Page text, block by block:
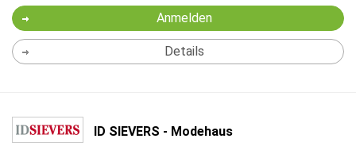
Anmelden
Details
ID SIEVERS - Modehaus